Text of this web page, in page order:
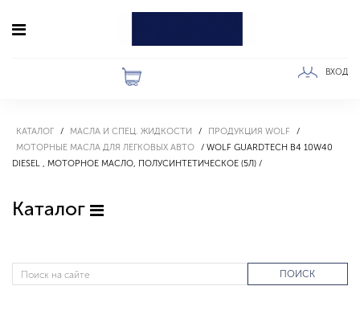
ВХОД
КАТАЛОГ МАСЛА И СПЕЦ. ЖИДКОСТИ
ПРОДУКЦИЯ WOLF
МОТОРНЫЕ МАСЛА ДЛЯ ЛЕГКОВЫХ АВТО
WOLF GUARDTECH B4 10W40
DIESEL , МОТОРНОЕ МАСЛО, ПОЛУСИНТЕТИЧЕСКОЕ (5Л)
Каталог
ПОИСК